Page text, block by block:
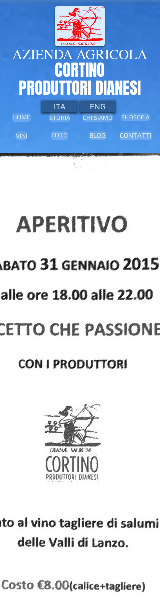
AZIENDA AGRICOLA
CORTINO
PRODUTTORI DIANESI
ITA ENG
HOME STORIA CHI SIAMO FILOSOFIA
VINI FOTO BLOG CONTATTI